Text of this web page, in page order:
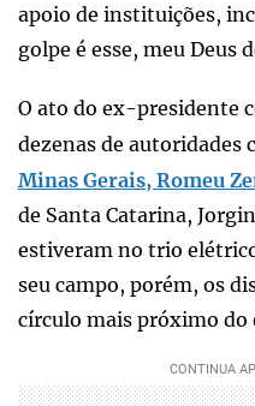
apoio de instituições,
golpe é esse, meu Deus
O ato do ex-presidente
dezenas de autoridades
Minas Gerais, Romeu
de Santa Catarina,
estiveram no trio
seu campo, porém, os
círculo mais próximo